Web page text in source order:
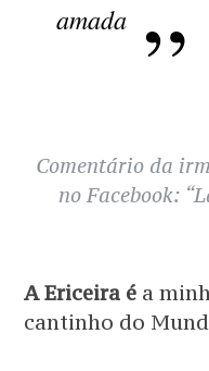
amada
Comentário da
no Facebook:
A Ericeira é a
cantinho do